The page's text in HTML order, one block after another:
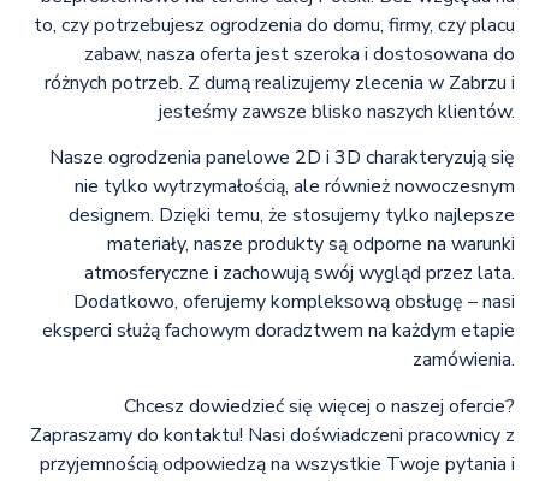
to, czy potrzebujesz ogrodzenia do domu, firmy, czy placu
zabaw, nasza oferta jest szeroka i dostosowana do
różnych potrzeb. Z dumą realizujemy zlecenia w Zabrzu i
jesteśmy zawsze blisko naszych klientów.
Nasze ogrodzenia panelowe 2D i 3D charakteryzują się
nie tylko wytrzymałością, ale również nowoczesnym
designem. Dzięki temu, że stosujemy tylko najlepsze
materiały, nasze produkty są odporne na warunki
atmosferyczne i zachowują swój wygląd przez lata.
Dodatkowo, oferujemy kompleksową obsługę – nasi
eksperci służą fachowym doradztwem na każdym etapie
zamówienia.
Chcesz dowiedzieć się więcej o naszej ofercie?
Zapraszamy do kontaktu! Nasi doświadczeni pracownicy z
przyjemnością odpowiedzą na wszystkie Twoje pytania i